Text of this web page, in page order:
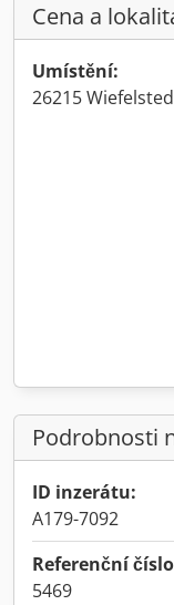
Cena a
Umístění:
26215
Podrobnosti
ID inzerátu:
A179-7092
Referenční
5469